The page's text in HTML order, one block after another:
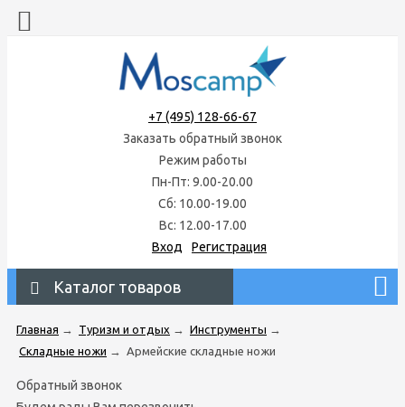
+7 (495) 128-66-67
Заказать обратный звонок
Режим работы
Пн-Пт: 9.00-20.00
Сб: 10.00-19.00
Вс: 12.00-17.00
Вход
Регистрация
Каталог товаров
Главная → Туризм и отдых → Инструменты →
Складные ножи → Армейские складные ножи
Обратный звонок